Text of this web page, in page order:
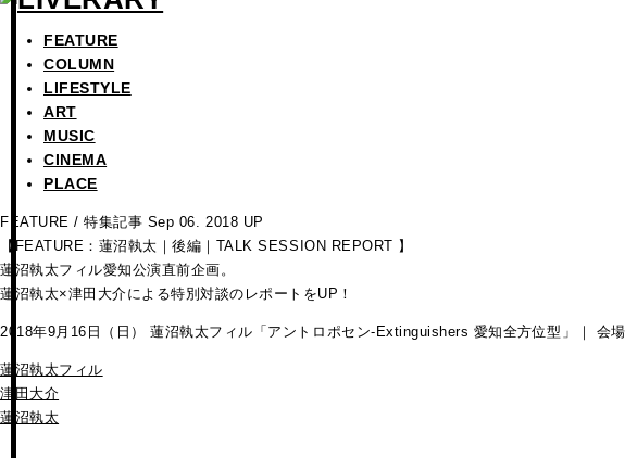
FEATURE
COLUMN
LIFESTYLE
ART
MUSIC
CINEMA
PLACE
FEATURE / 特集記事 Sep 06. 2018 UP
【FEATURE：蓮沼執太｜後編｜TALK SESSION REPORT 】
蓮沼執太フィル愛知公演直前企画。
蓮沼執太×津田大介による特別対談のレポートをUP！
2018年9月16日（日） 蓮沼執太フィル「アントロポセン-Extinguishers 愛知全方位型」｜ 会
蓮沼執太フィル
津田大介
蓮沼執太